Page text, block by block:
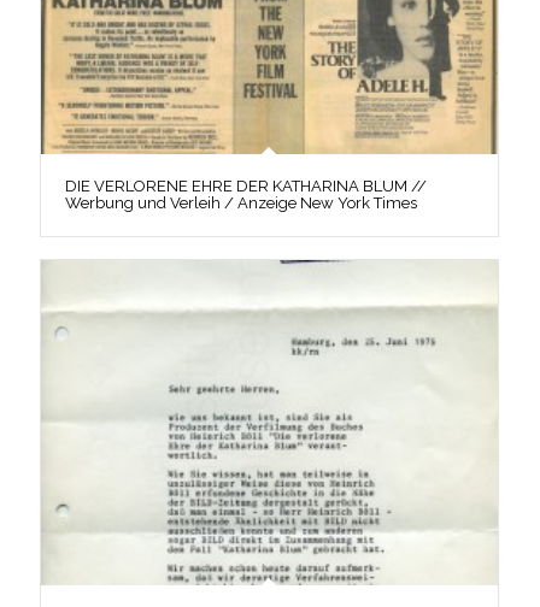
DIE VERLORENE EHRE DER KATHARINA BLUM //
Werbung und Verleih / Anzeige New York Times